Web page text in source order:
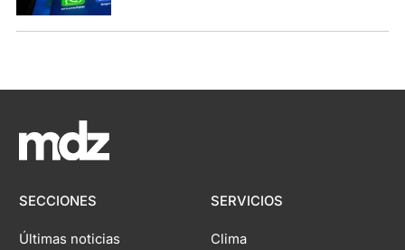
SECCIONES
Últimas noticias
SERVICIOS
Clima